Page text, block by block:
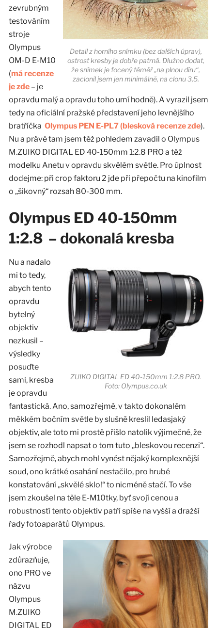
Detail z horního snímku (bez dalších úprav),
ostrost kresby je dobře patrná. Dlužno dodat,
že snímek je focený téměř „na plnou díru“,
zaclonil jsem jen minimálně, na clonu 3,5.
zevrubným
testováním
stroje
Olympus
OM-D E-M10
(má recenze
je zde– je
opravdu malý a opravdu toho umí hodně). A vyrazil jsem
tedy na oficiální pražské představení jeho levnějšího
bratříčka Olympus PEN E-PL7 (blesková recenze zde).
Nu a právě tam jsem též pohledem zavadil o Olympus
M.ZUIKO DIGITAL ED 40-150mm 1:2.8 PRO a též
modelku Anetu v opravdu skvělém světle. Pro úplnost
dodejme: při crop faktoru 2 jde při přepočtu na kinofilm
o „šikovný“ rozsah 80-300 mm.
Olympus ED 40-150mm
1:2.8 – dokonalá kresba
ZUIKO DIGITAL ED 40-150mm 1:2.8 PRO.
Foto: Olympus.co.uk
Nu a nadalo
mi to tedy,
abych tento
opravdu
bytelný
objektiv
nezkusil –
výsledky
posuďte
sami, kresba
je opravdu
fantastická. Ano, samozřejmě, v takto dokonalém
měkkém bočním světle by slušně kreslil ledasjaký
objektiv, ale toto mi prostě přišlo natolik výjimečné, že
jsem se rozhodl napsat o tom tuto „bleskovou recenzi“.
Samozřejmě, abych mohl vynést nějaký komplexnější
soud, ono krátké osahání nestačilo, pro hrubé
konstatování „skvělé sklo!“ to nicméně stačí. To vše
jsem zkoušel na těle E-M10tky, byť svojí cenou a
robustností tento objektiv patří spíše na vyšší a dražší
řady fotoaparátů Olympus.
Jak výrobce
zdůrazňuje,
ono PRO ve
názvu
Olympus
M.ZUIKO
DIGITAL ED